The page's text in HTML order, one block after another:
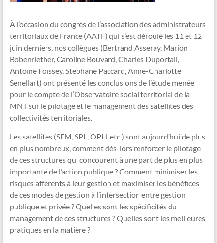
À l’occasion du congrès de l’association des administrateurs
territoriaux de France (AATF) qui s’est déroulé les 11 et 12
juin derniers, nos collègues (Bertrand Asseray, Marion
Bobenriether, Caroline Bouvard, Charles Duportail,
Antoine Foissey, Stéphane Paccard, Anne-Charlotte
Senellart) ont présenté les conclusions de l’étude menée
pour le compte de l’Observatoire social territorial de la
MNT sur le pilotage et le management des satellites des
collectivités territoriales.
Les satellites (SEM, SPL, OPH, etc.) sont aujourd’hui de plus
en plus nombreux, comment dès-lors renforcer le pilotage
de ces structures qui concourent à une part de plus en plus
importante de l’action publique ? Comment minimiser les
risques afférents à leur gestion et maximiser les bénéfices
de ces modes de gestion à l’intersection entre gestion
publique et privée ? Quelles sont les spécificités du
management de ces structures ? Quelles sont les meilleures
pratiques en la matière ?